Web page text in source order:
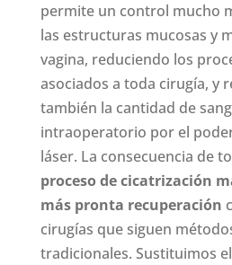
permite un control mucho
las estructuras mucosas y
vagina, reduciendo los
asociados a toda cirugía, y
también la cantidad de
intraoperatorio por el
láser. La consecuencia de
proceso de cicatrización
más pronta recuperación
cirugías que siguen
tradicionales. Sustituimos